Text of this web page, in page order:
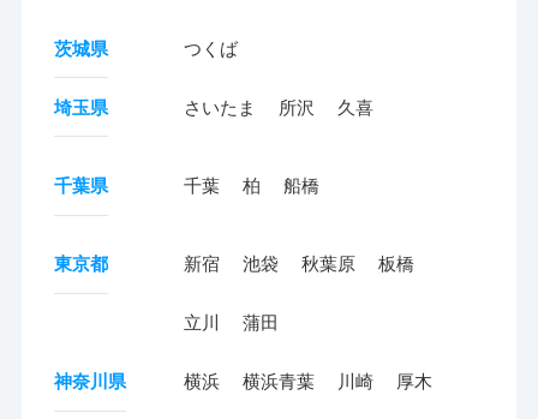
茨城県 つくば
埼玉県 さいたま 所沢 久喜
千葉県 千葉 柏 船橋
東京都 新宿 池袋 秋葉原 板橋
立川 蒲田
神奈川県 横浜 横浜青葉 川崎 厚木